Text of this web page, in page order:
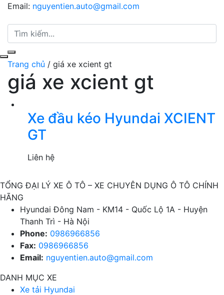
Email: nguyentien.auto@gmail.com
Trang chủ / giá xe xcient gt
giá xe xcient gt
Xe đầu kéo Hyundai XCIENT
GT
Liên hệ
TỔNG ĐẠI LÝ XE Ô TÔ – XE CHUYÊN DỤNG Ô TÔ CHÍNH
HÃNG
Hyundai Đông Nam - KM14 - Quốc Lộ 1A - Huyện
Thanh Trì - Hà Nội
Phone: 0986966856
Fax: 0986966856
Email: nguyentien.auto@gmail.com
DANH MỤC XE
Xe tải Hyundai